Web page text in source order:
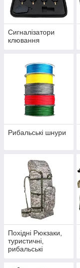
Сигналізатори
клювання
Рибальські шнури
Похідні Рюкзаки,
туристичні,
рибальські